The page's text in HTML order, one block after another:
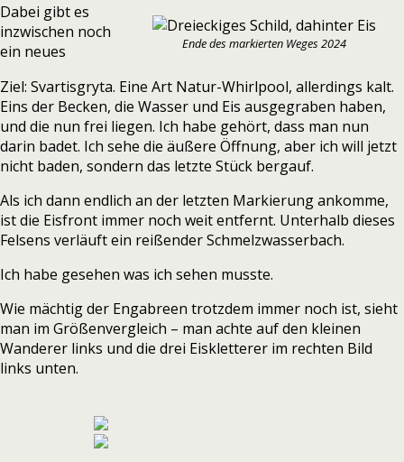
Ende des markierten Weges 2024
Dabei gibt es
inzwischen noch
ein neues
Ziel: Svartisgryta. Eine Art Natur-Whirlpool, allerdings kalt.
Eins der Becken, die Wasser und Eis ausgegraben haben,
und die nun frei liegen. Ich habe gehört, dass man nun
darin badet. Ich sehe die äußere Öffnung, aber ich will jetzt
nicht baden, sondern das letzte Stück bergauf.
Als ich dann endlich an der letzten Markierung ankomme,
ist die Eisfront immer noch weit entfernt. Unterhalb dieses
Felsens verläuft ein reißender Schmelzwasserbach.
Ich habe gesehen was ich sehen musste.
Wie mächtig der Engabreen trotzdem immer noch ist, sieht
man im Größenvergleich – man achte auf den kleinen
Wanderer links und die drei Eiskletterer im rechten Bild
links unten.